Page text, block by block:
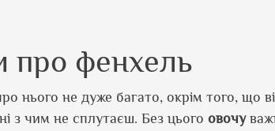
про фенхель
нього не дуже багато, окрім того, що
з чим не сплутаєш. Без цього овочу